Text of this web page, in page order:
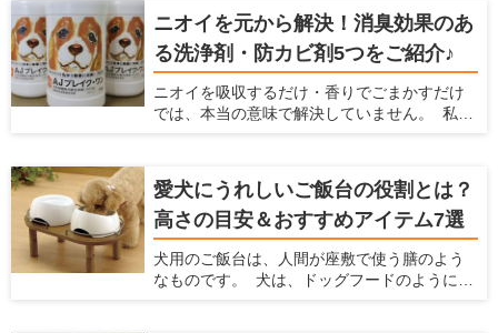
でキッチンからペット用品まで幅広く使え
る」というオールマイティーな洗浄剤がある
んです♪しかも、洗浄だけでなく除菌消臭効果
もあって更に安全性が高いという優れもの！
今回は洗浄剤『AJブレイク・ワン』を、わた
くし勝部が実際に使ってのレポートと共にご
ニオイを元から解決！消臭効果のあ
る洗浄剤・防カビ剤5つをご紹介♪
ニオイを吸収するだけ・香りでごまかすだけ
では、本当の意味で解決していません。 私た
ね。 なにより、ニオイが発生しているという
ことはウイルスや雑菌が繁殖していて不衛生
になっている恐れがあるのです。 除菌効果や
菌の繁殖を抑制する効果がある洗浄剤で掃除
をすれば、原因からニオイを解消できます。
今回は、「ニオイを元から解決する」効果の
愛犬にうれしいご飯台の役割とは？
高さの目安＆おすすめアイテム7選
犬用のご飯台は、人間が座敷で使う膳のよう
なものです。 犬は、ドッグフードのように簡